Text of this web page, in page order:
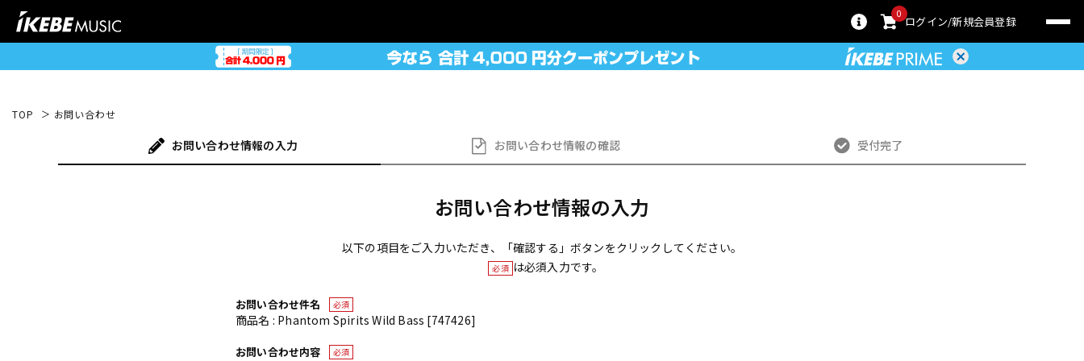
0
ログイン 新規会員登録
TOP お問い合わせ
お問い合わせ情報の入力 お問い合わせ情報の確認 受付完了
お問い合わせ情報の入力
以下の項目をご入力いただき、「確認する」ボタンをクリックしてください。
必須 は必須入力です。
お問い合わせ件名 必須
商品名 : Phantom Spirits Wild Bass [747426]
お問い合わせ内容 必須